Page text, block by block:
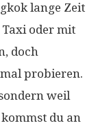
lange Zeit
oder mit
doch
probieren.
weil
du an